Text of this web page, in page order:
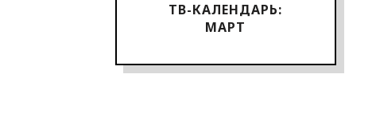
ТВ-КАЛЕНДАРЬ:
МАРТ